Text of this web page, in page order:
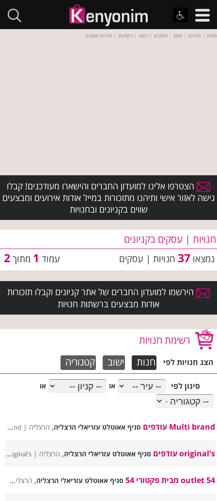
חנות | חנויות | עסק | עסקים | רשת | רשתות | חנויות אופנה
הצטרפו אלינו למועדון החברים והישארו מעודכנים! קבלו
גישה לאזור אישי ותיהנו מתזכורות במייל אודות אירועים ומבצעים
שווים בקניונים ובחנויות
חנויות | עסקים בקניונים
עמוד 1 מתוך2 נמצאו 37 חנויות | עסקים
הירשמו למועדון החברים של אתר קניונים וקבלו תזכורות
אודות מבצעים ברשתות חנויות
רשימת חנויות
הצג חנויות לפי חנות ישוב קטגוריה
סינון לפי או או
Multi brand עודפים סניף אאוטלט עזריאלי הרצליה, הרצליה | Multi brand עודפים רשימת סניפים
original's עודפים סניף אאוטלט עזריאלי הרצליה, הרצליה |original's עודפים רשימת סניפים
outlet 54 מבית פקטורי 54 סניף אאוטלט עזריאלי הרצליה, הרצליה |